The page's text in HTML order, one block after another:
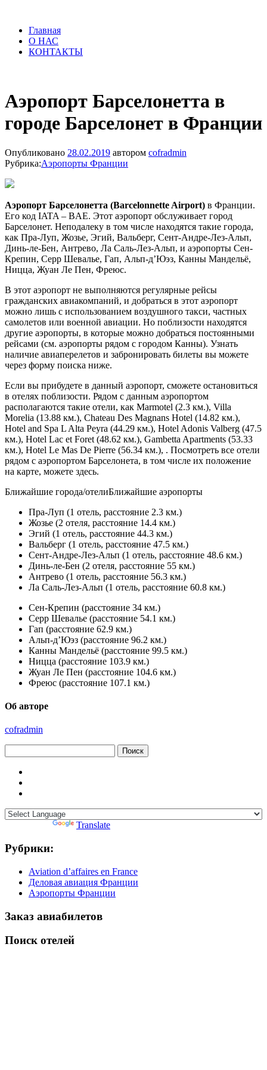
Главная
О НАС
КОНТАКТЫ
Аэропорт Барселонетта в
городе Барселонет в Франции
Опубликовано 28.02.2019 автором cofradmin
Рубрика:Аэропорты Франции
Аэропорт Барселонетта (Barcelonnette Airport) в Франции.
Его код IATA – BAE. Этот аэропорт обслуживает город
Барселонет. Неподалеку в том числе находятся такие города,
как Пра-Луп, Жозье, Эгий, Вальберг, Сент-Андре-Лез-Альп,
Динь-ле-Бен, Антрево, Ла Саль-Лез-Альп, и аэропорты Сен-
Крепин, Серр Шевалье, Гап, Альп-д’Юэз, Канны Мандельё,
Ницца, Жуан Ле Пен, Фреюс.
В этот аэропорт не выполняются регулярные рейсы
гражданских авиакомпаний, и добраться в этот аэропорт
можно лишь с использованием воздушного такси, частных
самолетов или военной авиации. Но поблизости находятся
другие аэропорты, в которые можно добраться постоянными
рейсами (см. аэропорты рядом с городом Канны). Узнать
наличие авиаперелетов и забронировать билеты вы можете
через форму поиска ниже.
Если вы прибудете в данный аэропорт, сможете остановиться
в отелях поблизости. Рядом с данным аэропортом
располагаются такие отели, как Marmotel (2.3 км.), Villa
Morelia (13.88 км.), Chateau Des Magnans Hotel (14.82 км.),
Hotel and Spa L Alta Peyra (44.29 км.), Hotel Adonis Valberg (47.5
км.), Hotel Lac et Foret (48.62 км.), Gambetta Apartments (53.33
км.), Hotel Le Mas De Pierre (56.34 км.), . Посмотреть все отели
рядом с аэропортом Барселонета, в том числе их положение
на карте, можете здесь.
Ближайшие города/отелиБлижайшие аэропорты
Пра-Луп (1 отель, расстояние 2.3 км.)
Жозье (2 отеля, расстояние 14.4 км.)
Эгий (1 отель, расстояние 44.3 км.)
Вальберг (1 отель, расстояние 47.5 км.)
Сент-Андре-Лез-Альп (1 отель, расстояние 48.6 км.)
Динь-ле-Бен (2 отеля, расстояние 55 км.)
Антрево (1 отель, расстояние 56.3 км.)
Ла Саль-Лез-Альп (1 отель, расстояние 60.8 км.)
Сен-Крепин (расстояние 34 км.)
Серр Шевалье (расстояние 54.1 км.)
Гап (расстояние 62.9 км.)
Альп-д’Юэз (расстояние 96.2 км.)
Канны Мандельё (расстояние 99.5 км.)
Ницца (расстояние 103.9 км.)
Жуан Ле Пен (расстояние 104.6 км.)
Фреюс (расстояние 107.1 км.)
Об авторе
cofradmin
Translate
Рубрики:
Aviation d’affaires en France
Деловая авиация Франции
Аэропорты Франции
Заказ авиабилетов
Поиск отелей